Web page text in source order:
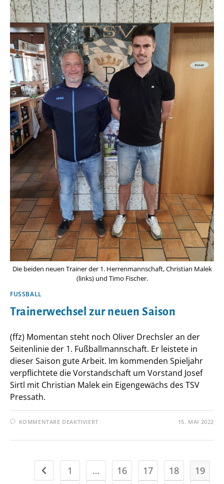
Die beiden neuen Trainer der 1. Herrenmannschaft, Christian Malek
(links) und Timo Fischer.
FUSSBALL
Trainerwechsel zur neuen Saison
(ffz) Momentan steht noch Oliver Drechsler an der
Seitenlinie der 1. Fußballmannschaft. Er leistete in
dieser Saison gute Arbeit. Im kommenden Spieljahr
verpflichtete die Vorstandschaft um Vorstand Josef
Sirtl mit Christian Malek ein Eigengewächs des TSV
Pressath.
KOMMENTARE DEAKTIVIERTFÜR
NEUEN
15. MAI 2022
Zur vorherigen Seite
1 … 16 17 18
19